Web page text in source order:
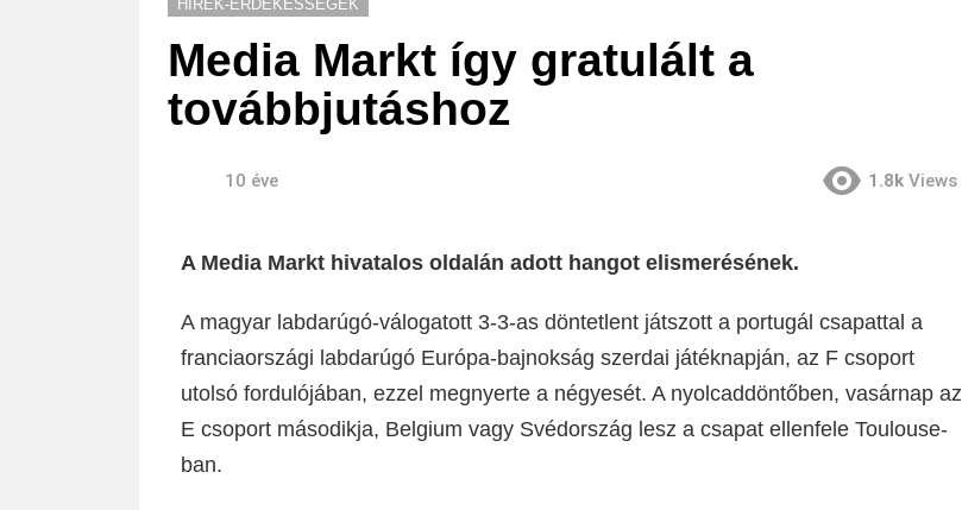
HÍREK-ÉRDEKESSÉGEK
Media Markt így gratulált a
továbbjutáshoz
10 éve 1.8k Views
A Media Markt hivatalos oldalán adott hangot elismerésének.
A magyar labdarúgó-válogatott 3-3-as döntetlent játszott a portugál csapattal a
franciaországi labdarúgó Európa-bajnokság szerdai játéknapján, az F csoport
utolsó fordulójában, ezzel megnyerte a négyesét. A nyolcaddöntőben, vasárnap az
E csoport másodikja, Belgium vagy Svédország lesz a csapat ellenfele Toulouse-
ban.